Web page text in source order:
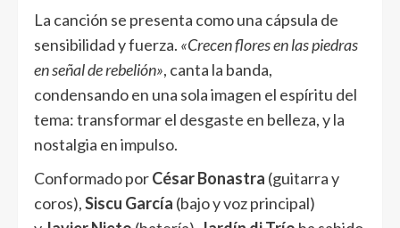
La canción se presenta como una cápsula de
sensibilidad y fuerza. «Crecen flores en las piedras
en señal de rebelión», canta la banda,
condensando en una sola imagen el espíritu del
tema: transformar el desgaste en belleza, y la
nostalgia en impulso.
Conformado porCésar Bonastra (guitarra y
coros),Siscu García (bajo y voz principal)